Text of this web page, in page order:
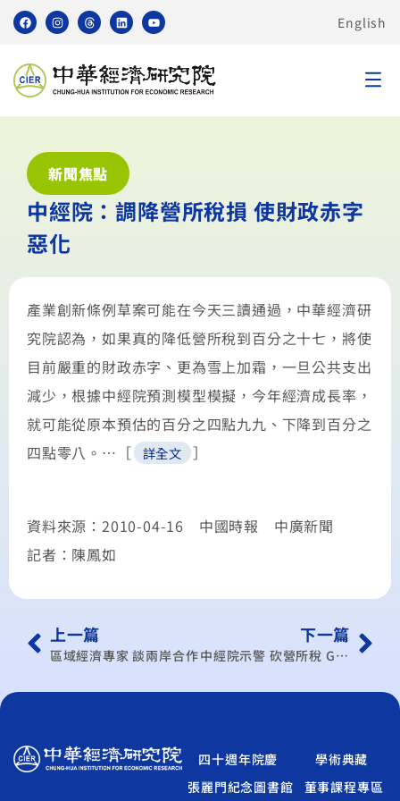
English
新聞焦點
中經院：調降營所稅損 使財政赤字
惡化
產業創新條例草案可能在今天三讀通過，中華經濟研
究院認為，如果真的降低營所稅到百分之十七，將使
目前嚴重的財政赤字、更為雪上加霜，一旦公共支出
減少，根據中經院預測模型模擬，今年經濟成長率，
就可能從原本預估的百分之四點九九、下降到百分之
四點零八。…［
詳全文 ］
資料來源：2010-04-16 中國時報 中廣新聞
記者：陳鳳如
上一篇
區域經濟專家 談兩岸合作
下一篇
中經院示警 砍營所稅 GDP掉1%
四十週年院慶
學術典藏
張麗門紀念圖書館
董事課程專區